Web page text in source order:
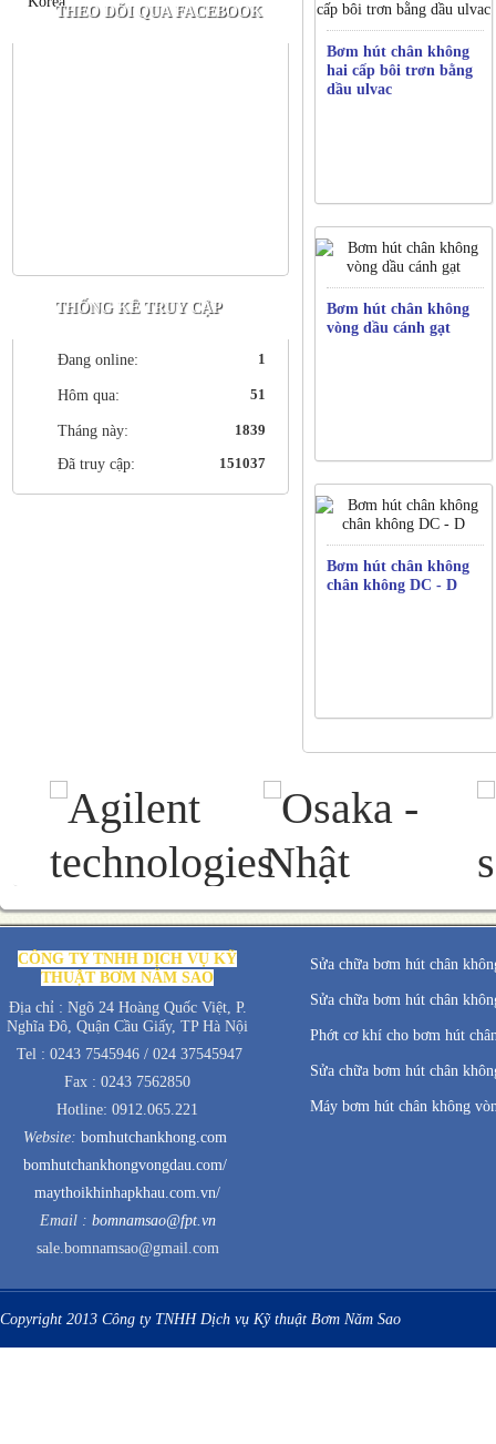
THEO DÕI QUA FACEBOOK
THỐNG KÊ TRUY CẬP
Đang online: 1
Hôm qua: 51
Tháng này: 1839
Đã truy cập: 151037
Bơm hút chân không
hai cấp bôi trơn bằng
dầu ulvac
Bơm hút chân không
vòng dầu cánh gạt
Bơm hút chân không
chân không DC - D
CÔNG TY TNHH DỊCH VỤ KỸ
THUẬT BƠM NĂM SAO
Địa chỉ : Ngõ 24 Hoàng Quốc Việt, P.
Nghĩa Đô, Quận Cầu Giấy, TP Hà Nội
Tel : 0243 7545946 / 024 37545947
Fax : 0243 7562850
Hotline: 0912.065.221
Website: bomhutchankhong.com
bomhutchankhongvongdau.com/
maythoikhinhapkhau.com.vn/
Email : bomnamsao@fpt.vn
sale.bomnamsao@gmail.com
Sửa chữa bơm hút chân
Sửa chữa bơm hút chân
Phớt cơ khí cho bơm hút
Sửa chữa bơm hút chân
Máy bơm hút chân không
Copyright 2013 Công ty TNHH Dịch vụ Kỹ thuật Bơm Năm Sao